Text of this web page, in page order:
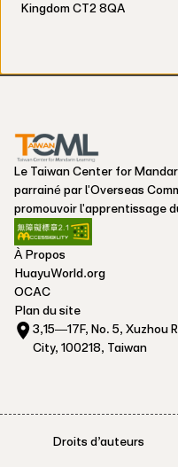
Kingdom CT2 8QA
Le Taiwan Center for
parrainé par l'Overseas
promouvoir l'apprentissage
À Propos
HuayuWorld.org
OCAC
Plan du site
3,15—17F, No. 5, Xuzhou
City, 100218, Taiwan
Droits d’auteurs